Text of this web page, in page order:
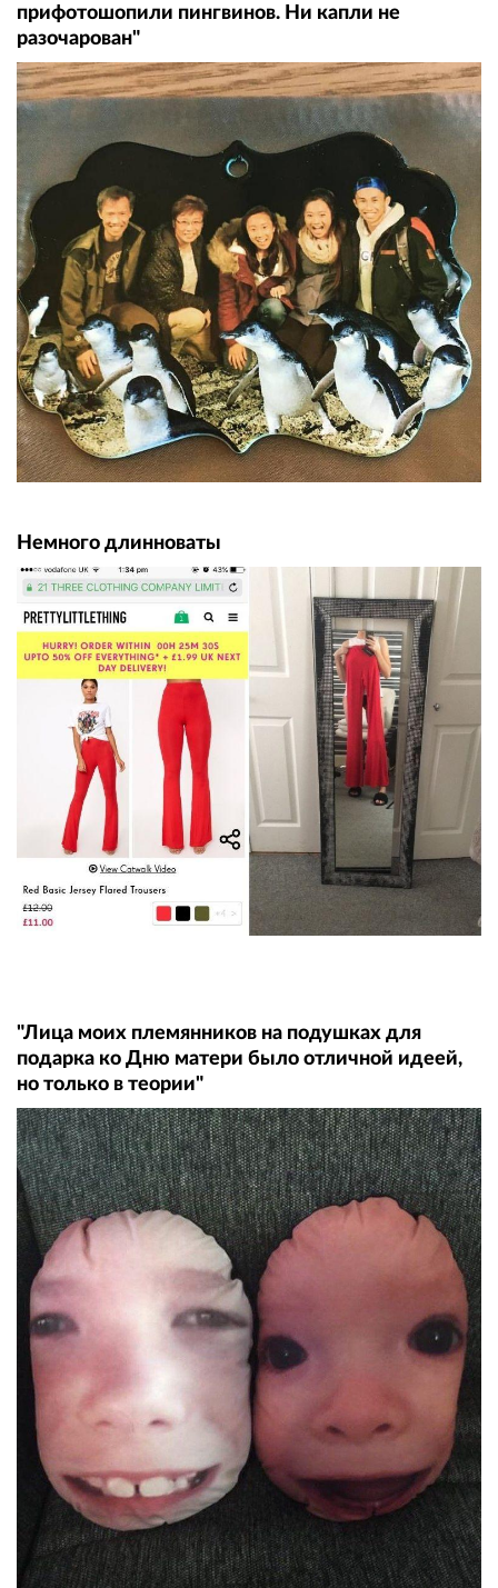
прифотошопили пингвинов. Ни капли не
разочарован"
Немного длинноваты
"Лица моих племянников на подушках для
подарка ко Дню матери было отличной идеей,
но только в теории"